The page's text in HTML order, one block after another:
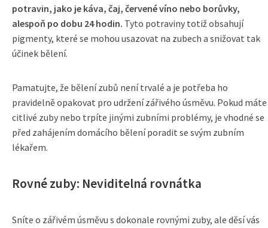
potravin, jako je káva, čaj, červené víno nebo borůvky,
alespoň po dobu 24 hodin. Tyto potraviny totiž obsahují
pigmenty, které se mohou usazovat na zubech a snižovat tak
účinek bělení.
Pamatujte, že bělení zubů není trvalé a je potřeba ho
pravidelně opakovat pro udržení zářivého úsměvu. Pokud máte
citlivé zuby nebo trpíte jinými zubními problémy, je vhodné se
před zahájením domácího bělení poradit se svým zubním
lékařem.
Rovné zuby: Neviditelná rovnátka
Sníte o zářivém úsměvu s dokonale rovnými zuby, ale děsí vás